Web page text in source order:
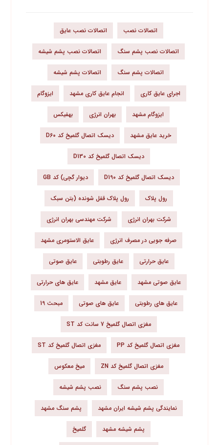
اتصالات نصب اتصالات نصب عایق
اتصالات نصب پشم سنگ اتصالات نصب پشم شیشه
اتصالات پشم سنگ اتصالات پشم شیشه
اجرای عایق کاری انجام عایق کاری مشهد ایزوگام
ایزوگام مشهد بهران انرژی بهفیکس
خرید عایق مشهد دیسک اتصال گلمیخ کد D60
دیسک اتصال گلمیخ کد D130
دیسک اتصال گلمیخ کد D190 دیوار گچی) کد GB
رول پلاک رول پلاک قفل شونده (بتن سبک
شرکت بهران انرژی شرکت مهندسی بهران انرژی
صرفه جویی در مصرف انرژی عایق الاستومری مشهد
عایق حرارتی عایق رطوبتی عایق صوتی
عایق صوتی مشهد عایق مشهد عایق های حرارتی
عایق های رطوبتی عایق های صوتی مبحث 19
مغزی اتصال گلمیخ 7 سانت کد ST
مغزی اتصال گلمیخ کد PP مغزی اتصال گلمیخ کد ST
مغزی اتصال گلمیخ کد ZN میخ معکوس
نصب پشم سنگ نصب پشم شیشه
نمایندگی پشم شیشه ایران مشهد پشم سنگ مشهد
پشم شیشه مشهد گلمیخ